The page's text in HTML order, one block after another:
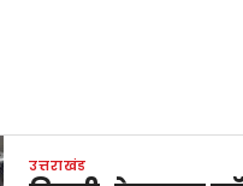
उत्तराखंड